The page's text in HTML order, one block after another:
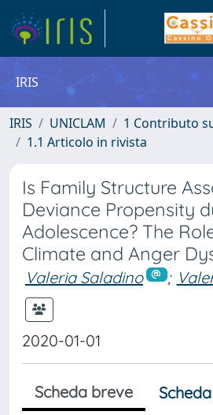
IRIS
IRIS UNICLAM
1 Contributo
1.1 Articolo in rivista
Is Family Structure
Deviance Propensity
Adolescence? The
Climate and Anger
Valeria Saladino ;
2020-01-01
Scheda breve